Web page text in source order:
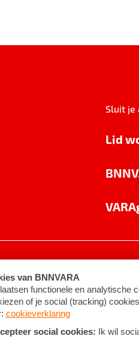
Sluit je
Lid
Algemene voorwaarden